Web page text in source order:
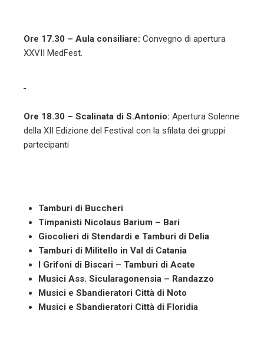
Ore 17.30 – Aula consiliare: Convegno di apertura
XXVII MedFest.
Ore 18.30 – Scalinata di S.Antonio: Apertura Solenne
della XII Edizione del Festival con la sfilata dei gruppi
partecipanti
Tamburi di Buccheri
Timpanisti Nicolaus Barium – Bari
Giocolieri di Stendardi e Tamburi di Delia
Tamburi di Militello in Val di Catania
I Grifoni di Biscari – Tamburi di Acate
Musici Ass. Sicularagonensia – Randazzo
Musici e Sbandieratori Città di Noto
Musici e Sbandieratori Città di Floridia